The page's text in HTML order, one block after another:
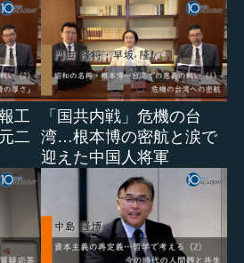
工
二
「国共内戦」危機の台
湾…根本博の密航と涙で
迎えた中国人将軍